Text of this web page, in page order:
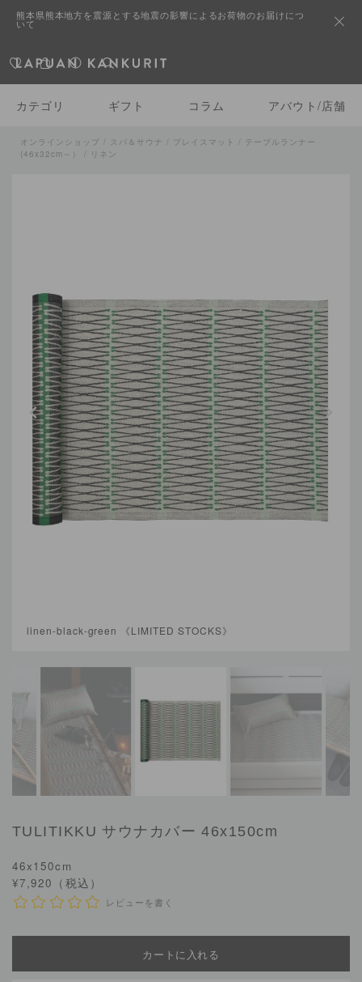
熊本県熊本地方を震源とする地震の影響によるお荷物のお届けにつ
いて
カテゴリ ギフト コラム アバウト/店舗
オンラインショップ / スパ＆サウナ /
プレイスマット / テーブルランナー
(46x32cm～）
/ リネン
linen-black-green 《LIMITED STOCKS》
TULITIKKU サウナカバー 46x150cm
46x150cm
¥7,920（税込）
レビューを書く